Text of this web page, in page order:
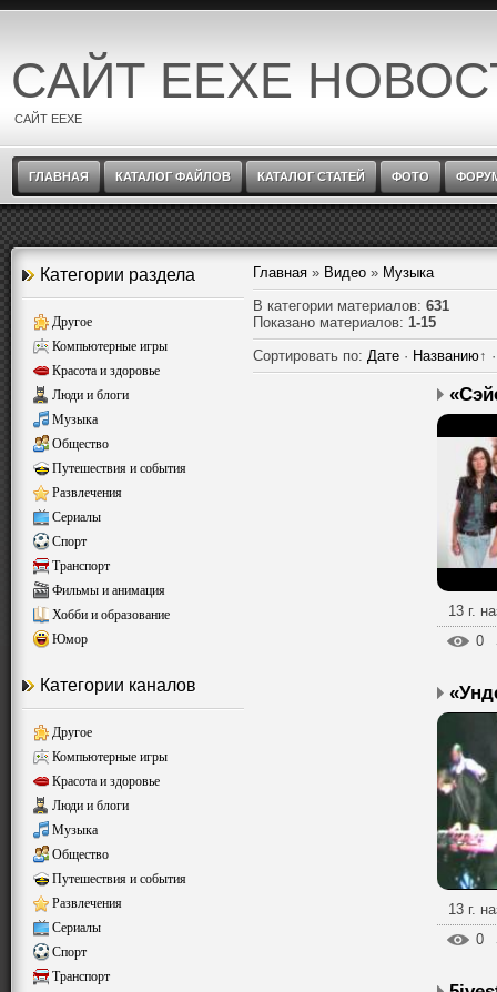
САЙТ EEXE
САЙТ EEXE
ГЛАВНАЯ КАТАЛОГ ФАЙЛОВ КАТАЛОГ СТАТЕЙ ФОТО
Категории раздела
Другое
Компьютерные игры
Красота и здоровье
Люди и блоги
Музыка
Общество
Путешествия и события
Развлечения
Сериалы
Спорт
Транспорт
Фильмы и анимация
Хобби и образование
Юмор
Категории каналов
Другое
Компьютерные игры
Красота и здоровье
Люди и блоги
Музыка
Общество
Путешествия и события
Развлечения
Сериалы
Спорт
Транспорт
Главная » Видео » Музыка
В категории материалов: 631
Показано материалов: 1-15
Сортировать по: Дате · Названию↑
13 г.
0
13 г.
0